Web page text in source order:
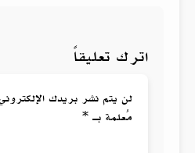
اترك تعليقاً
لن يتم نشر بريدك
مُعلمة بـ *